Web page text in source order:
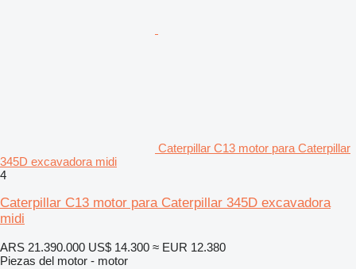
Caterpillar C13 motor para Caterpillar
345D excavadora midi
4
Caterpillar C13 motor para Caterpillar 345D excavadora
midi
ARS 21.390.000 US$ 14.300 ≈ EUR 12.380
Piezas del motor - motor